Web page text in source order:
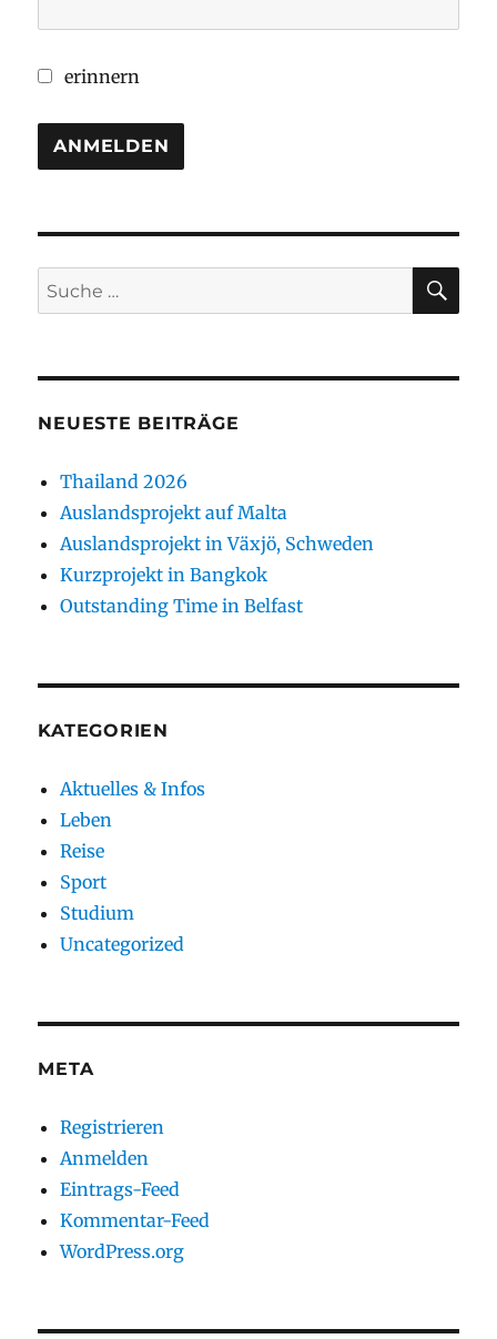
erinnern
Suche
nach:
NEUESTE BEITRÄGE
Thailand 2026
Auslandsprojekt auf Malta
Auslandsprojekt in Växjö, Schweden
Kurzprojekt in Bangkok
Outstanding Time in Belfast
KATEGORIEN
Aktuelles & Infos
Leben
Reise
Sport
Studium
Uncategorized
META
Registrieren
Anmelden
Eintrags-Feed
Kommentar-Feed
WordPress.org